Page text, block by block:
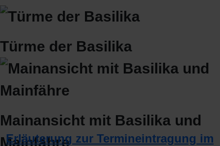
Türme der Basilika
Mainansicht mit Basilika und
Mainfähre
Erläuterung zur Termineintragung im